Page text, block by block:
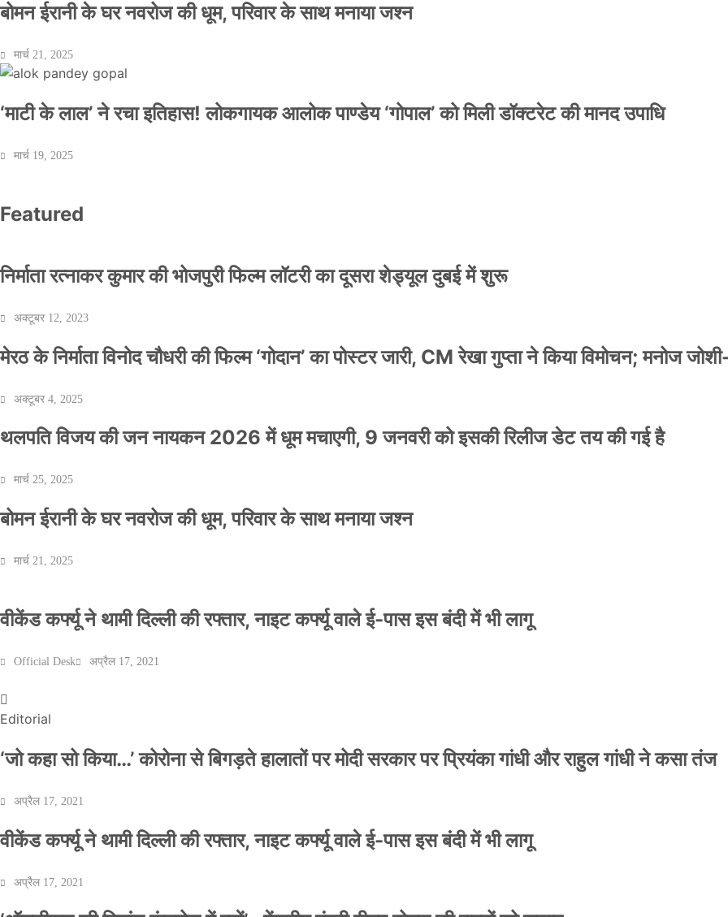
बोमन ईरानी के घर नवरोज की धूम, परिवार के साथ मनाया जश्न
मार्च 21, 2025
‘माटी के लाल’ ने रचा इतिहास! लोकगायक आलोक पाण्डेय ‘गोपाल’ को मिली डॉक्टरेट की मानद उपाधि
मार्च 19, 2025
Featured
निर्माता रत्नाकर कुमार की भोजपुरी फिल्म लॉटरी का दूसरा शेड्यूल दुबई में शुरू
अक्टूबर 12, 2023
मेरठ के निर्माता विनोद चौधरी की फिल्म ‘गोदान’ का पोस्टर जारी, CM रेखा गुप्ता ने किया विमोचन; मनोज
अक्टूबर 4, 2025
थलपति विजय की जन नायकन 2026 में धूम मचाएगी, 9 जनवरी को इसकी रिलीज डेट तय की गई है
मार्च 25, 2025
बोमन ईरानी के घर नवरोज की धूम, परिवार के साथ मनाया जश्न
मार्च 21, 2025
वीकेंड कर्फ्यू ने थामी दिल्ली की रफ्तार, नाइट कर्फ्यू वाले ई-पास इस बंदी में भी लागू
Official Desk अप्रैल 17, 2021
Editorial
‘जो कहा सो किया…’ कोरोना से बिगड़ते हालातों पर मोदी सरकार पर प्रियंका गांधी और राहुल गांधी ने कसा तंज
अप्रैल 17, 2021
वीकेंड कर्फ्यू ने थामी दिल्ली की रफ्तार, नाइट कर्फ्यू वाले ई-पास इस बंदी में भी लागू
अप्रैल 17, 2021